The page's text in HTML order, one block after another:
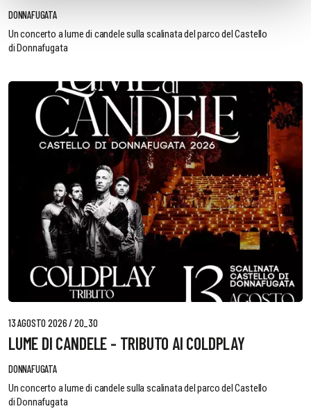
DONNAFUGATA
Un concerto a lume di candele sulla scalinata del parco del Castello
di Donnafugata
13 AGOSTO 2026 / 20_30
LUME DI CANDELE - TRIBUTO AI COLDPLAY
DONNAFUGATA
Un concerto a lume di candele sulla scalinata del parco del Castello
di Donnafugata